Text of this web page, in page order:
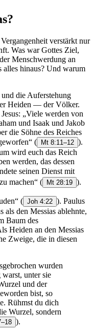
verstärkt nur
Was war Gottes Ziel,
Menschwerdung an
alles hinaus? Und warum
die Auferstehung
Heiden — der Völker.
„Viele werden von
und Isaak und Jakob
die Söhne des Reiches
( Mt 8:11–12 ).
wird euch das Reich
werden, das dessen
seinen Dienst mit
machen“ ( Mt 28:19 ).
( Joh 4:22 ). Paulus
als den Messias ablehnte,
Baum des
Heiden an den Messias
Zweige, die in diesen
wurden
unter sie
und der
bist, so
Rühmst du dich
Wurzel, sondern
).